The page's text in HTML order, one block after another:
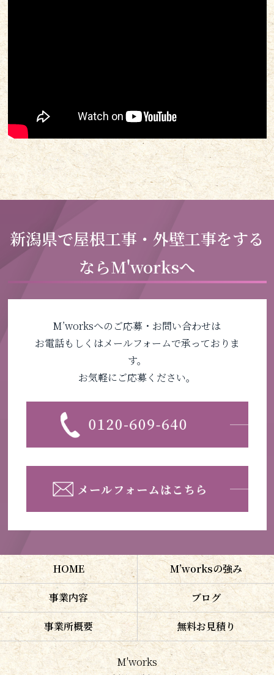
新潟県で屋根工事・外壁工事をする
ならM'worksへ
M’worksへのご応募・お問い合わせは
お電話もしくはメールフォームで承っておりま
す。
お気軽にご応募ください。
HOME M’worksの強み
事業内容 ブログ
事業所概要 無料お見積り
M'works